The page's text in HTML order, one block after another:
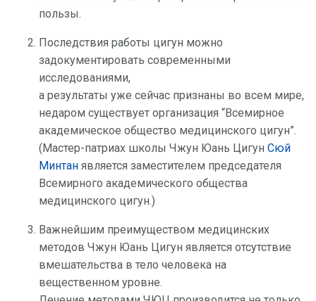
пользы.
Последствия работы цигун можно
задокументировать современными
исследованиями,
а результаты уже сейчас признаны во всем мире,
недаром существует организация “Всемирное
академическое общество медицинского цигун”.
(Мастер-патриах школы Чжун Юань Цигун Сюй
Минтан является заместителем председателя
Всемирного академического общества
медицинского цигун.)
Важнейшим преимуществом медицинских
методов Чжун Юань Цигун является отсутствие
вмешательства в тело человека на
вещественном уровне.